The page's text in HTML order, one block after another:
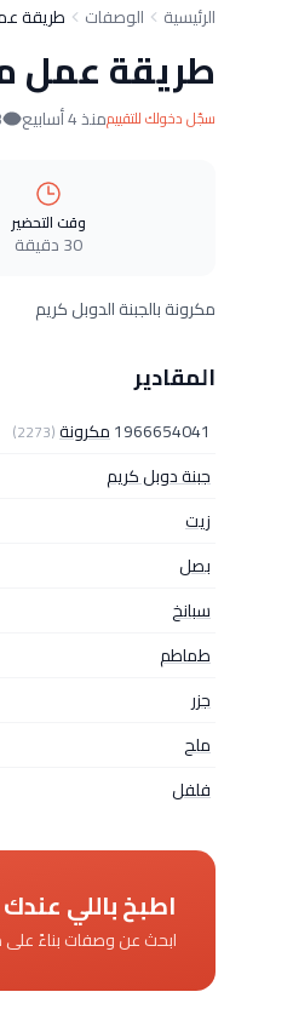
الرئيسية الوصفات طريقة
طريقة عمل
سجّل دخولك للتقييممنذ 4 أسابيع
وقت التحضير
30 دقيقة
مكرونة بالجبنة الدوبل كريم
المقادير
1966654041مكرونة(2273)
جبنة دوبل كريم
زيت
بصل
سبانخ
طماطم
جزر
ملح
فلفل
اطبخ باللي عندك
ابحث عن وصفات بناءً على